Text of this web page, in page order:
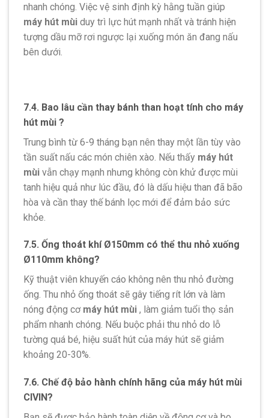
nhanh chóng. Việc vệ sinh định kỳ hằng tuần giúp
máy hút mùi duy trì lực hút mạnh nhất và tránh hiện
tượng dầu mỡ rơi ngược lại xuống món ăn đang nấu
bên dưới.
7.4. Bao lâu cần thay bánh than hoạt tính cho máy
hút mùi ?
Trung bình từ 6-9 tháng bạn nên thay một lần tùy vào
tần suất nấu các món chiên xào. Nếu thấy máy hút
mùi vẫn chạy mạnh nhưng không còn khử được mùi
tanh hiệu quả như lúc đầu, đó là dấu hiệu than đã bão
hòa và cần thay thế bánh lọc mới để đảm bảo sức
khỏe.
7.5. Ống thoát khí Ø150mm có thể thu nhỏ xuống
Ø110mm không?
Kỹ thuật viên khuyến cáo không nên thu nhỏ đường
ống. Thu nhỏ ống thoát sẽ gây tiếng rít lớn và làm
nóng động cơ máy hút mùi , làm giảm tuổi thọ sản
phẩm nhanh chóng. Nếu buộc phải thu nhỏ do lỗ
tường quá bé, hiệu suất hút của máy hút sẽ giảm
khoảng 20-30%.
7.6. Chế độ bảo hành chính hãng của máy hút mùi
CIVIN?